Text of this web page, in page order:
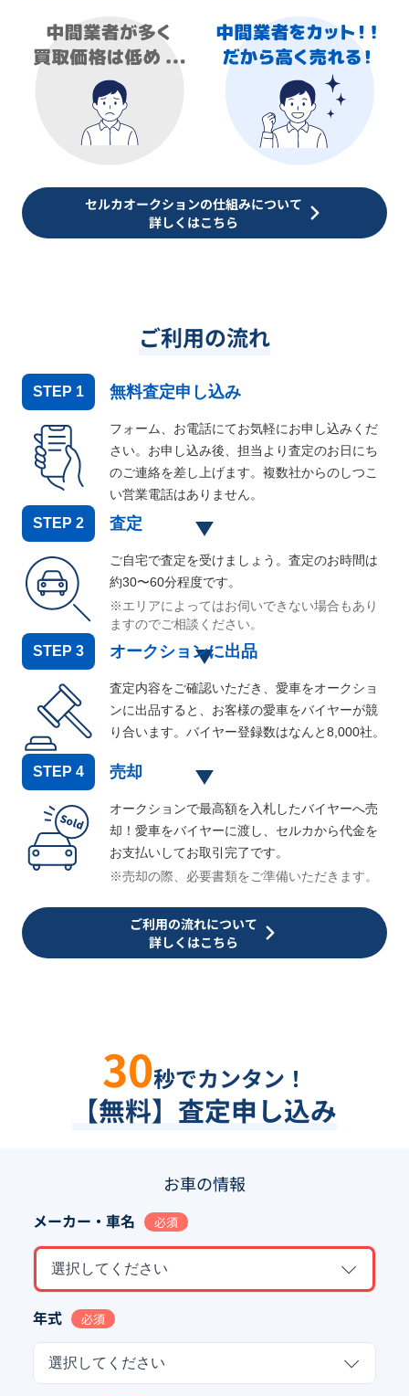
セルカオークションの仕組みについて
詳しくはこちら
ご利用の流れ
STEP 1 無料査定申し込み
フォーム、お電話にてお気軽にお申し込みくだ
さい。お申し込み後、担当より査定のお日にち
のご連絡を差し上げます。複数社からのしつこ
い営業電話はありません。
STEP 2 査定
ご自宅で査定を受けましょう。査定のお時間は
約30〜60分程度です。
※エリアによってはお伺いできない場合もあり
ますのでご相談ください。
STEP 3 オークションに出品
査定内容をご確認いただき、愛車をオークショ
ンに出品すると、お客様の愛車をバイヤーが競
り合います。バイヤー登録数はなんと8,000社。
STEP 4 売却
オークションで最高額を入札したバイヤーへ売
却！愛車をバイヤーに渡し、セルカから代金を
お支払いしてお取引完了です。
※売却の際、必要書類をご準備いただきます。
ご利用の流れについて
詳しくはこちら
30秒でカンタン！
【無料】査定申し込み
お車の情報
メーカー・車名 必須
選択してください
年式 必須
選択してください